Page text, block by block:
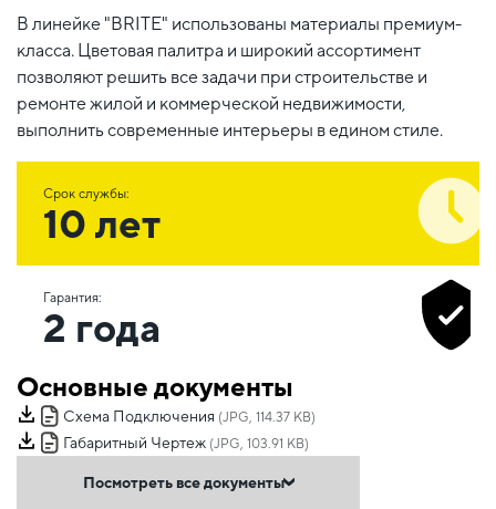
В линейке "BRITE" использованы материалы премиум-
класса. Цветовая палитра и широкий ассортимент
позволяют решить все задачи при строительстве и
ремонте жилой и коммерческой недвижимости,
выполнить современные интерьеры в едином стиле.
Срок службы:
10 лет
Гарантия:
2 года
Основные документы
Схема Подключения (JPG, 114.37 KB)
Габаритный Чертеж (JPG, 103.91 KB)
Посмотреть все документы